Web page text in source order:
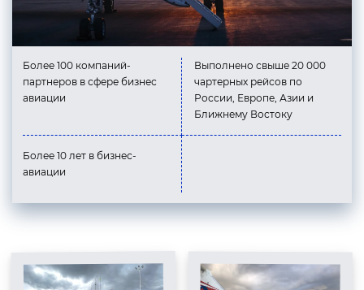
Более 100 компаний-
партнеров в сфере бизнес
авиации
Выполнено свыше 20 000
чартерных рейсов по
России, Европе, Азии и
Ближнему Востоку
Более 10 лет в бизнес-
авиации